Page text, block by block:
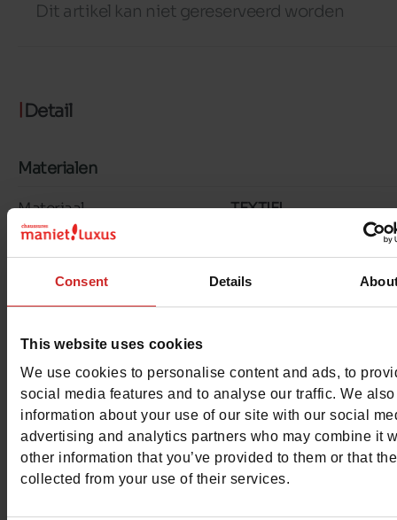
Consent Details
This website uses cookies
We use cookies to personalise content and ads, to
social media features and to analyse our traffic. We
information about your use of our site with our social
advertising and analytics partners who may combine it
other information that you’ve provided to them or that
collected from your use of their services.
Dit artikel kan niet gereserveerd worden
Detail
Materialen
Materiaal TEXTIEL
Zool
Kenmerken
Color ZWART
Breedte van de Raad normal